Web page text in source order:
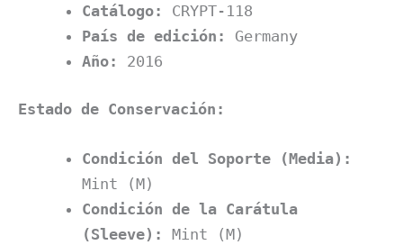
Catálogo:
CRYPT-118
País de edición:
Germany
Año:
2016
Estado de Conservación:
Condición del Soporte (Media):
Mint (M)
Condición de la Carátula
(Sleeve):
Mint (M)